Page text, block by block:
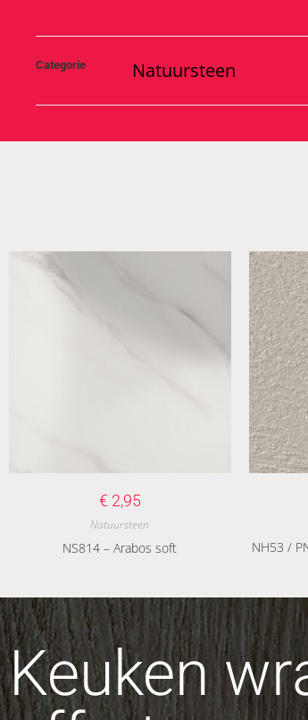
Categorie Natuursteen
€ 2,95
Natuursteen
NS814 – Arabos soft
NH53 /
Keuken